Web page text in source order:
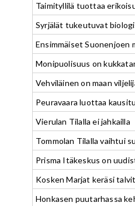
Taimityllilä tuottaa
Syrjälät tukeutuvat
Ensimmäiset Suonenjoen
Monipuolisuus on
Vehviläinen on maan
Peuravaara luottaa
Vierulan Tilalla ei jahkailla
Tommolan Tilalla vaihtui
Prisma Itäkeskus on
Kosken Marjat keräsi
Honkasen puutarhassa